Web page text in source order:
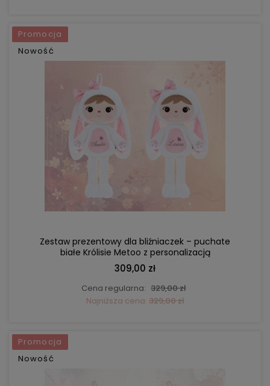
Zestaw prezentowy dla bliźniaczek – puchate
białe Królisie Metoo z personalizacją
309,00 zł
Cena regularna: 329,00 zł
Najniższa cena: 329,00 zł
Promocja
Nowość
Promocja
Nowość